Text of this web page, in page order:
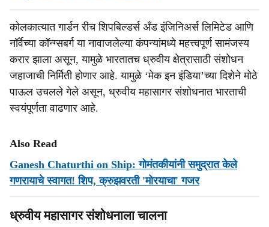
कोलकात्यात गार्डन रीच शिपबिल्डर्स अँड इंजिनिअर्स लिमिटेड आणि
नॉर्वेच्या कॉन्ग्सबर्ग या नावाजलेल्या कंपन्यांमध्ये महत्त्वपूर्ण सामंजस्य
करार झाला असून, यामुळे भारतातच ध्रुवीय क्षेत्रासाठी संशोधन
जहाजाची निर्मिती होणार आहे. यामुळे ‘मेक इन इंडिया’च्या दिशेने मोठे
पाऊल उचलले गेले असून, ध्रुवीय महासागर संशोधनात भारताची
स्वयंपूर्णता वाढणार आहे.
Also Read
Ganesh Chaturthi on Ship: गोमंतकीयांनी समुद्रात केले
गणरायाचे स्वागत! शिप, क्रुझवरती 'मोरयाचा' गजर
ध्रुवीय महासागर संशोधनाला चालना